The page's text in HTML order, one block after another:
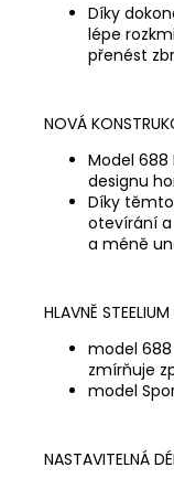
Díky
lépe
přenést
NOVÁ
Model
designu
Díky
otevírání
a méně
HLAVNĚ
model 688
zmírňuje
model
NASTAVITELNÁ